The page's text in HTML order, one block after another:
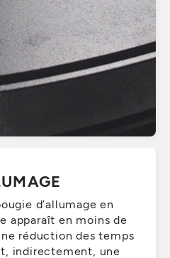
d’allumage en
apparaît en moins de
réduction des temps
indirectement, une